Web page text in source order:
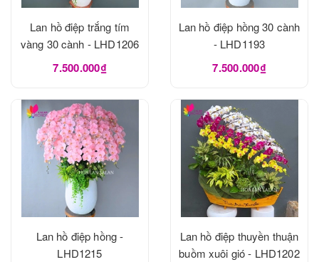
Lan hồ điệp trắng tím
vàng 30 cành - LHD1206
7.500.000₫
Lan hồ điệp hồng 30 cành
- LHD1193
7.500.000₫
Lan hồ điệp hồng -
LHD1215
Lan hồ điệp thuyền thuận
buồm xuôi gió - LHD1202